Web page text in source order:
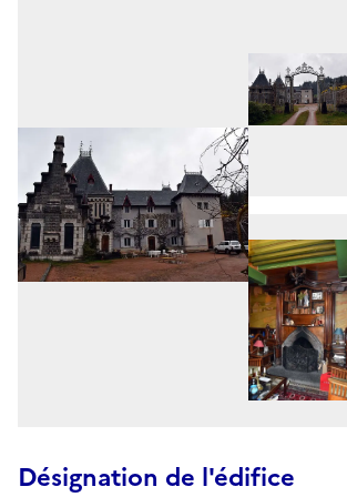
Désignation de l'édifice